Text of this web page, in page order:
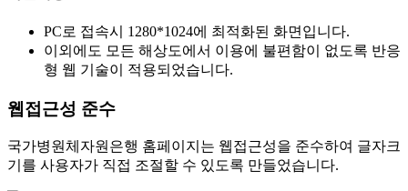
PC로 접속시 1280*1024에 최적화된 화면입니다.
이외에도 모든 해상도에서 이용에 불편함이 없도록 반응
형 웹 기술이 적용되었습니다.
웹접근성 준수
국가병원체자원은행 홈페이지는 웹접근성을 준수하여 글자크
기를 사용자가 직접 조절할 수 있도록 만들었습니다.